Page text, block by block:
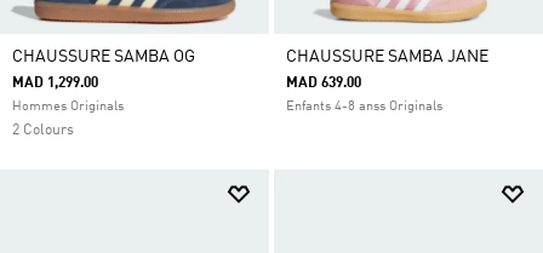
CHAUSSURE SAMBA OG
MAD 1,299.00
Hommes Originals
2 Colours
CHAUSSURE SAMBA JANE
MAD 639.00
Enfants 4-8 anss Originals